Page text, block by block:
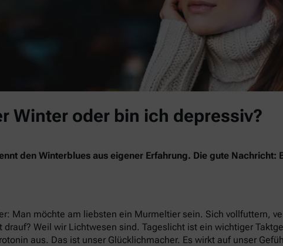
Winter oder bin ich depressiv?
den Winterblues aus eigener Erfahrung. Die gute
Man möchte am liebsten ein Murmeltier sein. Sich vollfuttern,
drauf? Weil wir Lichtwesen sind. Tageslicht ist ein wichtiger
aus. Das ist unser Glücklichmacher. Es wirkt auf unser